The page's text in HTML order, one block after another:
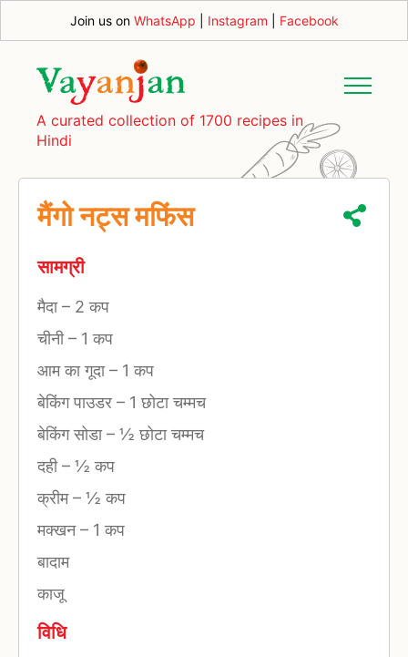
Join us on WhatsApp Instagram Facebook
A curated collection of 1700 recipes in
Hindi
मैंगो नट्स मफिंस
सामग्री
मैदा– 2 कप
चीनी– 1 कप
आम का गूदा– 1 कप
बेकिंग पाउडर – 1 छोटा चम्मच
बेकिंग सोडा– ½ छोटा चम्मच
दही– ½ कप
क्रीम– ½ कप
मक्खन– 1 कप
बादाम
काजू
विधि